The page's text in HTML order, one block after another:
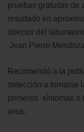
pruebas gratuitas de
resultado en
director del
Jean Pierre
Recomendó a la
detección a tomarse
primeros síntomas o
virus.